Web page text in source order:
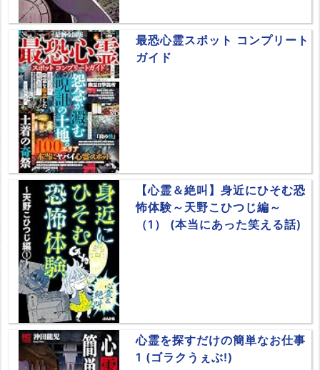
最恐心霊スポット コンプリート
ガイド
【心霊＆絶叫】身近にひそむ恐
怖体験～天野こひつじ編～
（1） (本当にあった笑える話)
心霊を探すだけの簡単なお仕事
1 (ゴラクうぇぶ!)